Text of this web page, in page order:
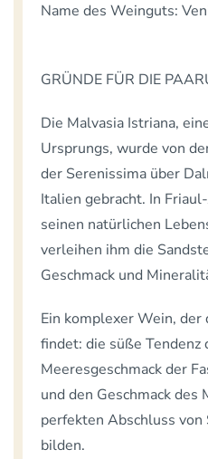
Name des Weinguts:
GRÜNDE FÜR DIE
Die Malvasia Istriana,
Ursprungs, wurde von
der Serenissima über
Italien gebracht. In
seinen natürlichen
verleihen ihm die
Geschmack und
Ein komplexer Wein,
findet: die süße Tendenz
Meeresgeschmack der
und den Geschmack des
perfekten Abschluss
bilden.